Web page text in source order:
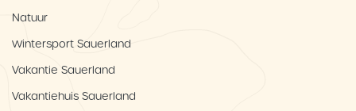
Natuur
Wintersport Sauerland
Vakantie Sauerland
Vakantiehuis Sauerland